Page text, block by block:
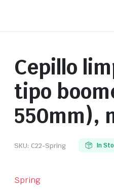
Cepillo
tipo
550mm),
SKU: C22-Spring In
Spring